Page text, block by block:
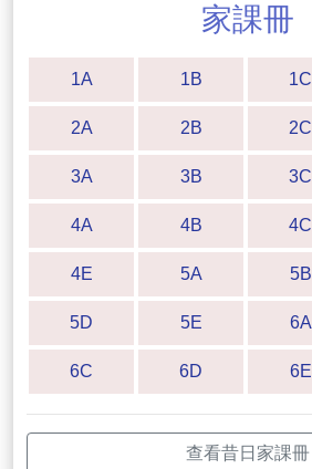
家課冊
1A 1B 1C
2A 2B 2C
3A 3B 3C
4A 4B 4C
4E 5A 5B
5D 5E 6A
6C 6D 6E
查看昔日家課冊